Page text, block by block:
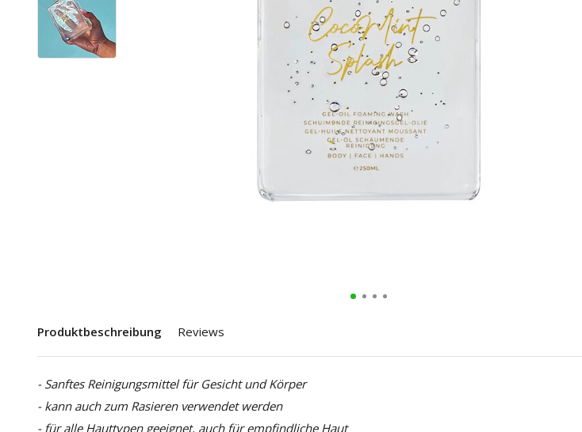
Produktbeschreibung Reviews
- Sanftes Reinigungsmittel für Gesicht und Körper
- kann auch zum Rasieren verwendet werden
- für alle Hauttypen geeignet, auch für empfindliche Haut